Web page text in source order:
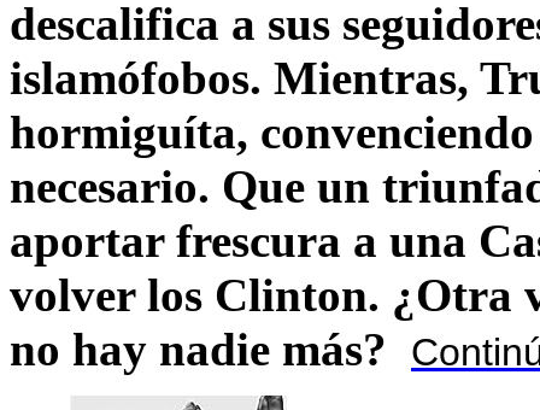
descalifica a sus
islamófobos. Mientras,
hormiguíta,
necesario. Que un
aportar frescura a una
volver los Clinton. ¿Otra
no hay nadie más?